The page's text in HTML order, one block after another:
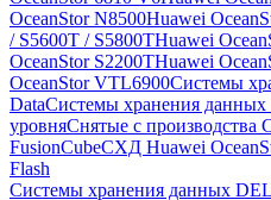
OceanStor N8500Huawei
/ S5600T / S5800THuawei
OceanStor S2200THuawei
OceanStor VTL6900Системы
DataСистемы хранения данных
уровняСнятые с производства
FusionCubeСХД Huawei
Flash
Системы хранения данных